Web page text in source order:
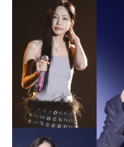
많이 본 뉴스 최신 뉴스